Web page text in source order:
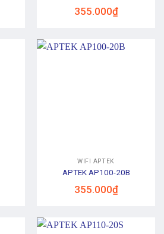
355.000₫
WIFI APTEK
APTEK AP100-20B
355.000₫